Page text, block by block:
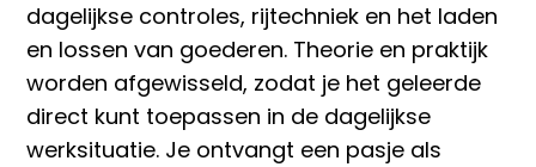
dagelijkse controles, rijtechniek en het laden
en lossen van goederen. Theorie en praktijk
worden afgewisseld, zodat je het geleerde
direct kunt toepassen in de dagelijkse
werksituatie. Je ontvangt een pasje als